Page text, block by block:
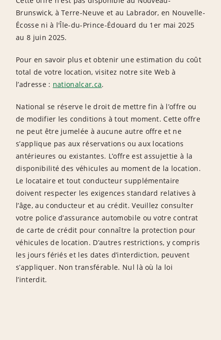
Brunswick, à Terre-Neuve et au Labrador, en Nouvelle-
Écosse ni à l'Île-du-Prince-Édouard du 1er mai 2025
au 8 juin 2025.
Pour en savoir plus et obtenir une estimation du coût
total de votre location, visitez notre site Web à
l’adresse : nationalcar.ca.
National se réserve le droit de mettre fin à l’offre ou
de modifier les conditions à tout moment. Cette offre
ne peut être jumelée à aucune autre offre et ne
s’applique pas aux réservations ou aux locations
antérieures ou existantes. L’offre est assujettie à la
disponibilité des véhicules au moment de la location.
Le locataire et tout conducteur supplémentaire
doivent respecter les exigences standard relatives à
l’âge, au conducteur et au crédit. Veuillez consulter
votre police d’assurance automobile ou votre contrat
de carte de crédit pour connaître la protection pour
véhicules de location. D’autres restrictions, y compris
les jours fériés et les dates d’interdiction, peuvent
s’appliquer. Non transférable. Nul là où la loi
l’interdit.